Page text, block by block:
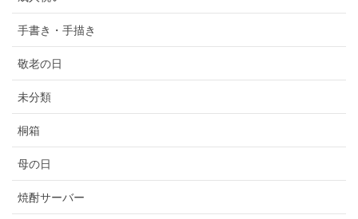
手書き・手描き
敬老の日
未分類
桐箱
母の日
焼酎サーバー